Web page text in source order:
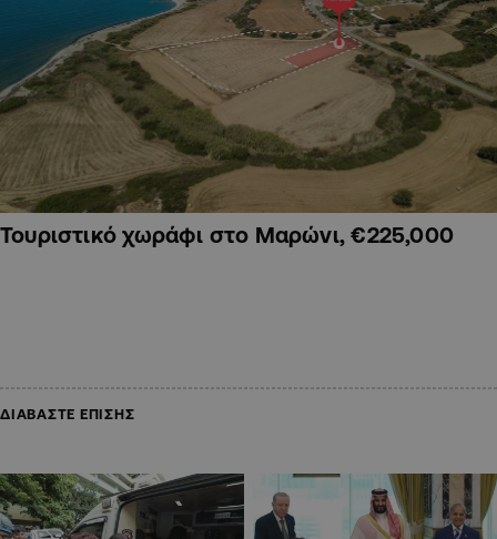
Τουριστικό χωράφι στο Μαρώνι, €225,000
ΔΙΑΒΑΣΤΕ ΕΠΙΣΗΣ